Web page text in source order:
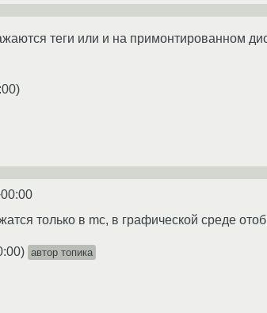
теги или и на примонтированном
)
только в mc, в графической среде
) автор топика